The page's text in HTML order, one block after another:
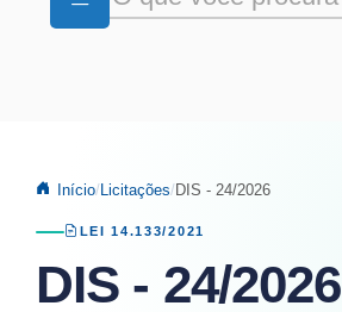
Início Licitações DIS - 24/2026
LEI 14.133/2021
DIS - 24/2026